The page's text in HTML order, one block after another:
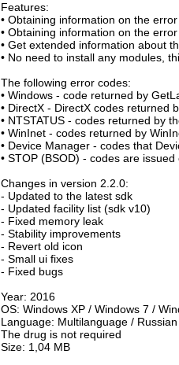
Features:
• Obtaining information on the
• Obtaining information on the
• Get extended information about
• No need to install any modules,
The following error codes:
• Windows - code returned by
• DirectX - DirectX codes returned
• NTSTATUS - codes returned by
• WinInet - codes returned by
• Device Manager - codes that
• STOP (BSOD) - codes are
Changes in version 2.2.0:
- Updated to the latest sdk
- Updated facility list (sdk v10)
- Fixed memory leak
- Stability improvements
- Revert old icon
- Small ui fixes
- Fixed bugs
Year: 2016
OS: Windows XP / Windows 7 /
Language: Multilanguage / Russian
The drug is not required
Size: 1,04 MB